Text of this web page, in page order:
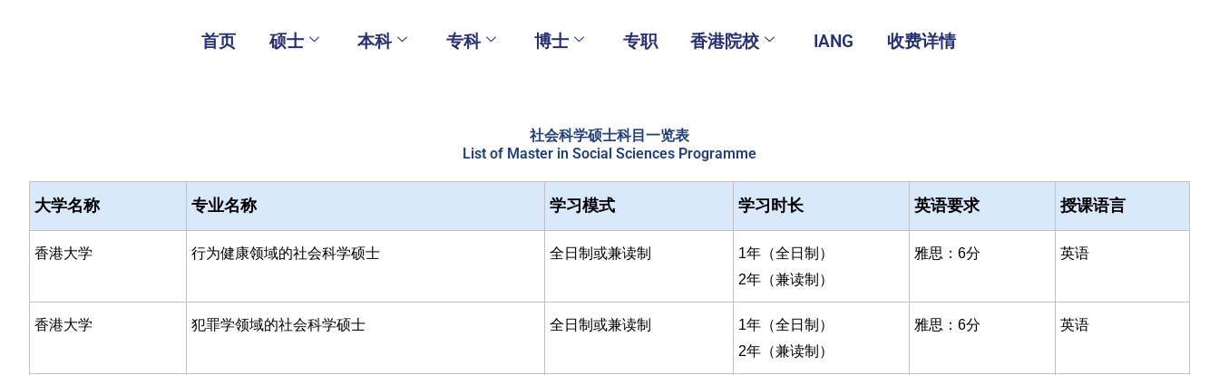
首页 硕士 本科 专科 博士 专职 香港院校 IANG 收费详情
社会科学硕士科目一览表
List of Master in Social Sciences Programme
大学名称 专业名称 学习模式 学习时长 英语要求 授课语言
香港大学 行为健康领域的社会科学硕士 全日制或兼读制
1年（全日制）
2年（兼读制）
雅思：6分 英语
香港大学 犯罪学领域的社会科学硕士 全日制或兼读制
1年（全日制）
2年（兼读制）
雅思：6分 英语